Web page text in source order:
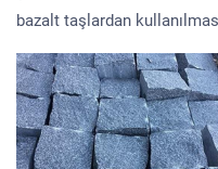
bazalt taşlardan